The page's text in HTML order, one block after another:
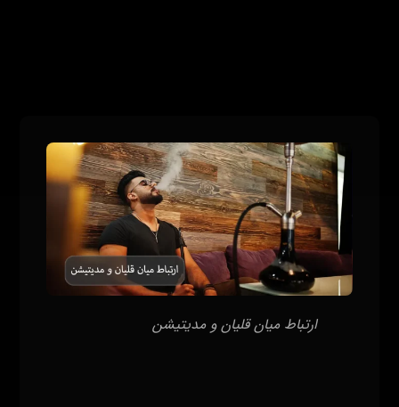
ارتباط میان قلیان و مدیتیشن